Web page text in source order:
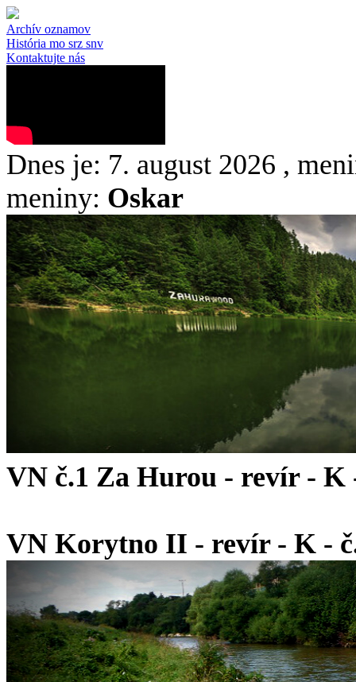
Archív oznamov
História mo srz snv
Kontaktujte nás
Dnes je: 7. august 2026 ,
meniny: Oskar
VN č.1 Za Hurou - revír - K
VN Korytno II - revír - K - č.